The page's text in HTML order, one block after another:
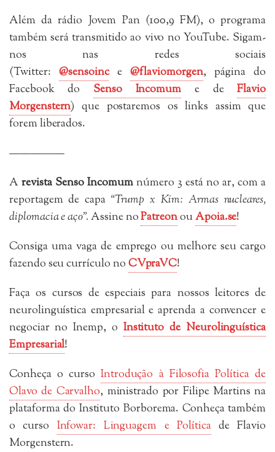
Além da rádio Jovem Pan (100,9 FM), o programa
também será transmitido ao vivo no YouTube. Sigam-
nos nas redes sociais
(Twitter: @sensoinc e@flaviomorgen, página do
Facebook do Senso Incomum e deFlavio
Morgenstern) que postaremos os links assim que
forem liberados.
—————
Arevista Senso Incomumnúmero 3 está no ar, com a
reportagem de capa “Trump x Kim: Armas nucleares,
diplomacia e aço”.Assine noPatreonouApoia.se!
Consiga uma vaga de emprego ou melhore seu cargo
fazendo seu currículo noCVpraVC!
Faça os cursos de especiais para nossos leitores de
neurolinguística empresarial e aprenda a convencer e
negociar no Inemp, o Instituto de Neurolinguística
Empresarial!
Conheça o curso Introdução à Filosofia Política de
Olavo de Carvalho, ministrado por Filipe Martins na
plataforma do Instituto Borborema. Conheça também
o curso Infowar: Linguagem e Políticade Flavio
Morgenstern.